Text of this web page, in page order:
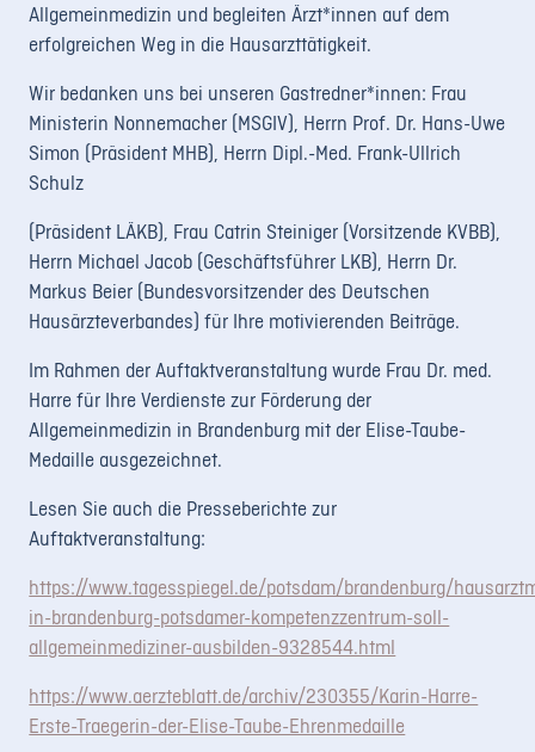
Allgemeinmedizin und begleiten Ärzt*innen auf dem
erfolgreichen Weg in die Hausarzttätigkeit.
Wir bedanken uns bei unseren Gastredner*innen: Frau
Ministerin Nonnemacher (MSGIV), Herrn Prof. Dr. Hans-Uwe
Simon (Präsident MHB), Herrn Dipl.-Med. Frank-Ullrich
Schulz
(Präsident LÄKB), Frau Catrin Steiniger (Vorsitzende KVBB),
Herrn Michael Jacob (Geschäftsführer LKB), Herrn Dr.
Markus Beier (Bundesvorsitzender des Deutschen
Hausärzteverbandes) für Ihre motivierenden Beiträge.
Im Rahmen der Auftaktveranstaltung wurde Frau Dr. med.
Harre für Ihre Verdienste zur Förderung der
Allgemeinmedizin in Brandenburg mit der Elise-Taube-
Medaille ausgezeichnet.
Lesen Sie auch die Presseberichte zur
Auftaktveranstaltung:
https://www.tagesspiegel.de/potsdam/brandenburg/
in-brandenburg-potsdamer-kompetenzzentrum-soll-
allgemeinmediziner-ausbilden-9328544.html
https://www.aerzteblatt.de/archiv/230355/Karin-Harre-
Erste-Traegerin-der-Elise-Taube-Ehrenmedaille